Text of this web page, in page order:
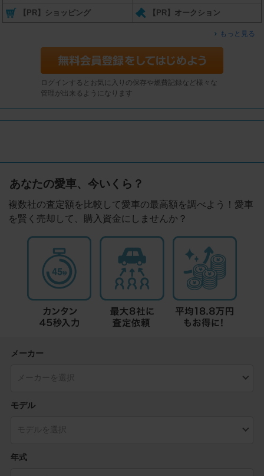
【PR】ショッピング 【PR】オークション
もっと見る
ログインするとお気に入りの保存や燃費記録など様々な
管理が出来るようになります
あなたの愛車、今いくら？
複数社の査定額を比較して愛車の最高額を調べよう！愛車
を賢く売却して、購入資金にしませんか？
メーカー
モデル
年式